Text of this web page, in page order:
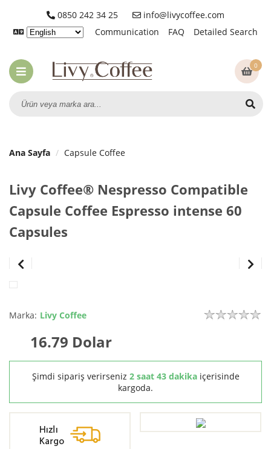
0850 242 34 25
info@livycoffee.com
Communication
FAQ Detailed Search
0
Ana Sayfa Capsule Coffee
Livy Coffee® Nespresso Compatible
Capsule Coffee Espresso intense 60
Capsules
Marka: Livy Coffee
16.79 Dolar
Şimdi sipariş verirseniz 2 saat 43 dakika içerisinde
kargoda.